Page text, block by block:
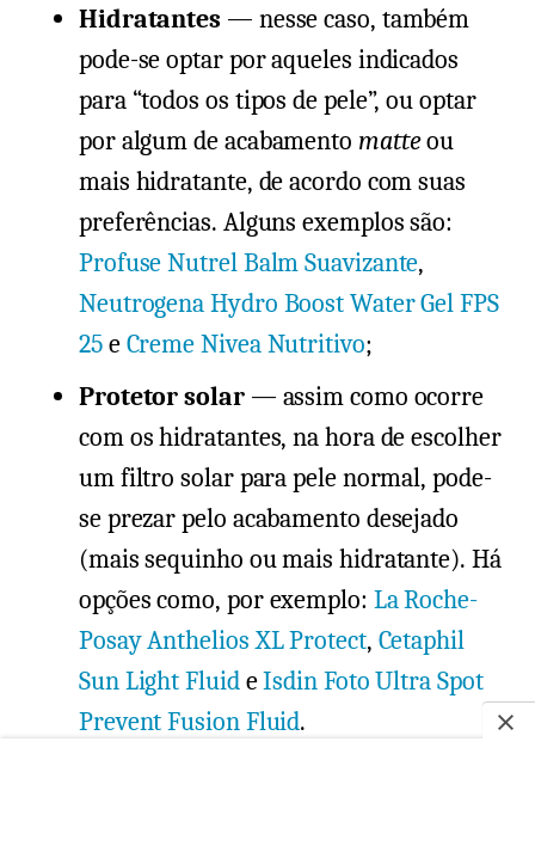
Hidratantes — nesse caso, também
pode-se optar por aqueles indicados
para “todos os tipos de pele”, ou optar
por algum de acabamento matteou
mais hidratante, de acordo com suas
preferências. Alguns exemplos são:
Profuse Nutrel Balm Suavizante,
Neutrogena Hydro Boost Water Gel FPS
25eCreme Nivea Nutritivo;
Protetor solar— assim como ocorre
com os hidratantes, na hora de escolher
um filtro solar para pele normal, pode-
se prezar pelo acabamento desejado
(mais sequinho ou mais hidratante). Há
opções como, por exemplo: La Roche-
Posay Anthelios XL Protect, Cetaphil
Sun Light FluideIsdin Foto Ultra Spot
Prevent Fusion Fluid.